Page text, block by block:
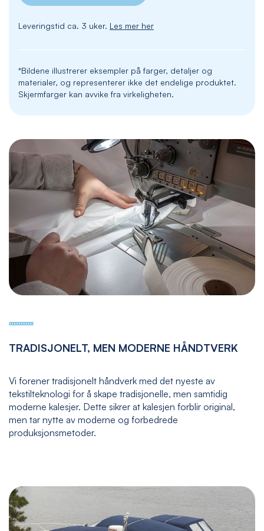
Leveringstid ca. 3 uker. Les mer her
*Bildene illustrerer eksempler på farger, detaljer og
materialer, og representerer ikke det endelige produktet.
Skjermfarger kan avvike fra virkeligheten.
TRADISJONELT, MEN MODERNE HÅNDTVERK
Vi forener tradisjonelt håndverk med det nyeste av
tekstilteknologi for å skape tradisjonelle, men samtidig
moderne kalesjer. Dette sikrer at kalesjen forblir original,
men tar nytte av moderne og forbedrede
produksjonsmetoder.